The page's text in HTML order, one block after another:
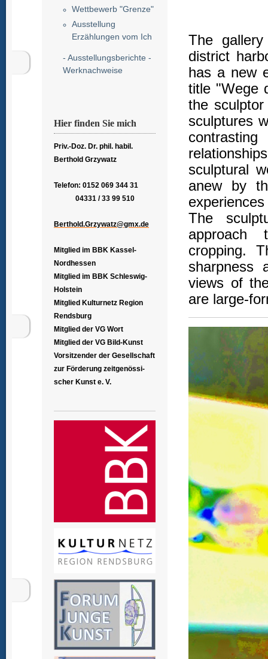
Wettbewerb "Grenze"
Ausstellung
Erzählungen vom Ich
- Ausstellungsberichte -
Werknachweise
Hier finden Sie mich
Priv.-Doz. Dr. phil. habil.
Berthold Grzywatz
Telefon: 0152 069 344 31
04331 / 33 99 510
Berthold.Grzywatz@gmx.de
Mitglied im BBK Kassel-
Nordhessen
Mitglied im BBK Schleswig-
Holstein
Mitglied Kulturnetz Region
Rendsburg
Mitglied der VG Wort
Mitglied der VG Bild-Kunst
Vorsitzender der Gesellschaft
zur Förderung zeitgenössi-
scher Kunst e. V.
The
district
has a new
title "Wege
the
sculptures
sculptural
anew by
The
approach
cropping.
sharpness
views of
are large-